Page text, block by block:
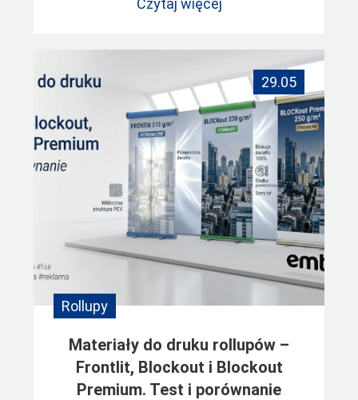
Czytaj więcej
29.05
Rollupy
Materiały do druku rollupów –
Frontlit, Blockout i Blockout
Premium. Test i porównanie